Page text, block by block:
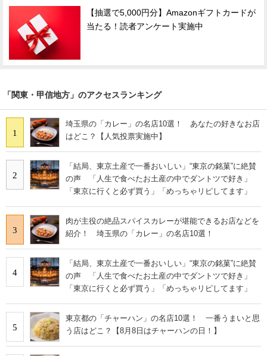
【抽選で5,000円分】Amazonギフトカードが
当たる！読者アンケート実施中
「関東・甲信地方」のアクセスランキング
1
埼玉県の「カレー」の名店10選！ あなたの好きなお店
はどこ？【人気投票実施中】
2
「結局、東京土産で一番おいしい」“東京の銘菓”に絶賛
の声 「人生で食べたお土産の中でダントツで好き」
「東京に行くと必ず買う」「めっちゃリピしてます」
3
肉が主役の絶品スパイスカレーが堪能できるお店などを
紹介！ 埼玉県の「カレー」の名店10選！
4
「結局、東京土産で一番おいしい」“東京の銘菓”に絶賛
の声 「人生で食べたお土産の中でダントツで好き」
「東京に行くと必ず買う」「めっちゃリピしてます」
5
東京都の「チャーハン」の名店10選！ 一番うまいと思
う店はどこ？【8月8日はチャーハンの日！】